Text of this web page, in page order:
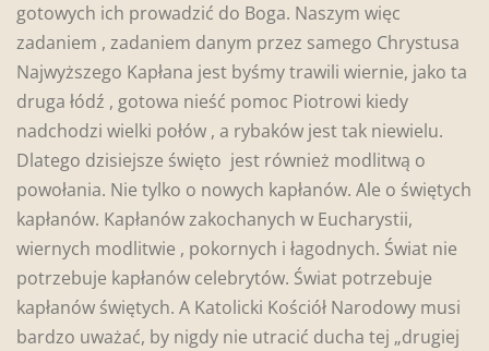
gotowych ich prowadzić do Boga. Naszym więc
zadaniem , zadaniem danym przez samego Chrystusa
Najwyższego Kapłana jest byśmy trawili wiernie, jako ta
druga łódź , gotowa nieść pomoc Piotrowi kiedy
nadchodzi wielki połów , a rybaków jest tak niewielu.
Dlatego dzisiejsze święto jest również modlitwą o
powołania. Nie tylko o nowych kapłanów. Ale o świętych
kapłanów. Kapłanów zakochanych w Eucharystii,
wiernych modlitwie , pokornych i łagodnych. Świat nie
potrzebuje kapłanów celebrytów. Świat potrzebuje
kapłanów świętych. A Katolicki Kościół Narodowy musi
bardzo uważać, by nigdy nie utracić ducha tej „drugiej